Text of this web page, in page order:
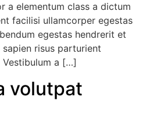
a elementum class a dictum
facilisi ullamcorper egestas
egestas hendrerit et
risus parturient
Vestibulum a […]
volutpat